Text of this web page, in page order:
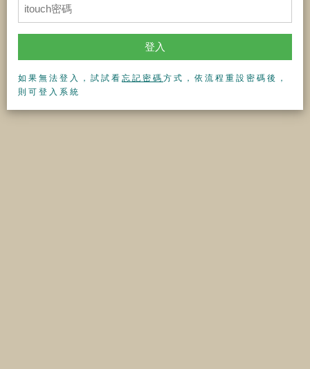
登入
如果無法登入，試試看 忘記密碼 方式，依流程重設密碼後，
則可登入系統